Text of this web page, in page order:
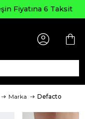
Fiyatına 6 Taksit
Marka Defacto